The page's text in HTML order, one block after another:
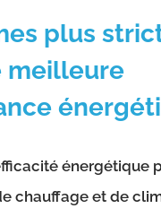
plus
meilleure
énergétique
chauffage et de